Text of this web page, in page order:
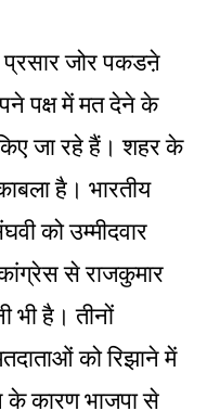
प्रसार जोर पकडऩे
पक्ष में मत देने के
किए जा रहे हैं। शहर के
है। भारतीय
को उम्मीदवार
से राजकुमार
भी है। तीनों
को रिझाने में
के कारण भाजपा से